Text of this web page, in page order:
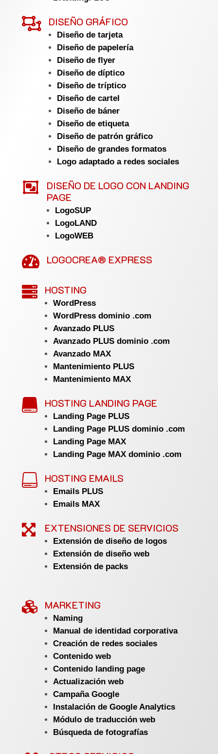
 DISEÑO GRÁFICO
Diseño de tarjeta
Diseño de papelería
Diseño de flyer
Diseño de díptico
Diseño de tríptico
Diseño de cartel
Diseño de báner
Diseño de etiqueta
Diseño de patrón gráfico
Diseño de grandes formatos
Logo adaptado a redes sociales

DISEÑO DE LOGO CON LANDING
PAGE
LogoSUP
LogoLAND
LogoWEB
 LOGOCREA® EXPRESS
 HOSTING
WordPress
WordPress dominio .com
Avanzado PLUS
Avanzado PLUS dominio .com
Avanzado MAX
Mantenimiento PLUS
Mantenimiento MAX
 HOSTING LANDING PAGE
Landing Page PLUS
Landing Page PLUS dominio .com
Landing Page MAX
Landing Page MAX dominio .com
 HOSTING EMAILS
Emails PLUS
Emails MAX
 EXTENSIONES DE SERVICIOS
Extensión de diseño de logos
Extensión de diseño web
Extensión de packs
 MARKETING
Naming
Manual de identidad corporativa
Creación de redes sociales
Contenido web
Contenido landing page
Actualización web
Campaña Google
Instalación de Google Analytics
Módulo de traducción web
Búsqueda de fotografías